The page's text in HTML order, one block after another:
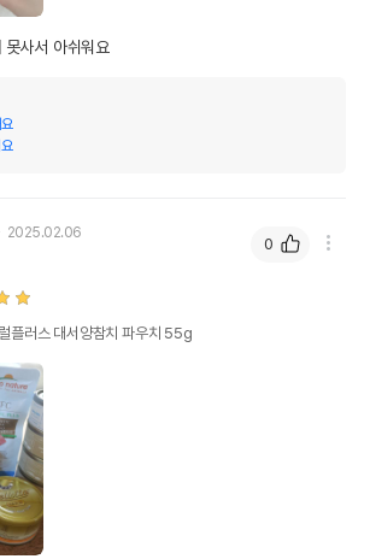
사서 아쉬워요
2025.02.06
플러스 대서양참치 파우치 55g
0